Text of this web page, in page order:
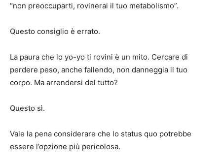
“non preoccuparti, rovinerai il tuo metabolismo”.
Questo consiglio è errato.
La paura che lo yo-yo ti rovini è un mito. Cercare di
perdere peso, anche fallendo, non danneggia il tuo
corpo. Ma arrendersi del tutto?
Questo sì.
Vale la pena considerare che lo status quo potrebbe
essere l’opzione più pericolosa.